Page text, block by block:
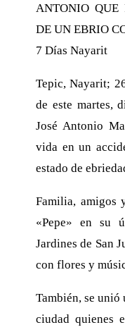
ANTONIO
DE UN EBRIO
7 Días Nayarit
Tepic, Nayarit;
de este martes,
José Antonio
vida en un
estado de
Familia, amigos
«Pepe» en su
Jardines de San
con flores y
También, se
ciudad quienes